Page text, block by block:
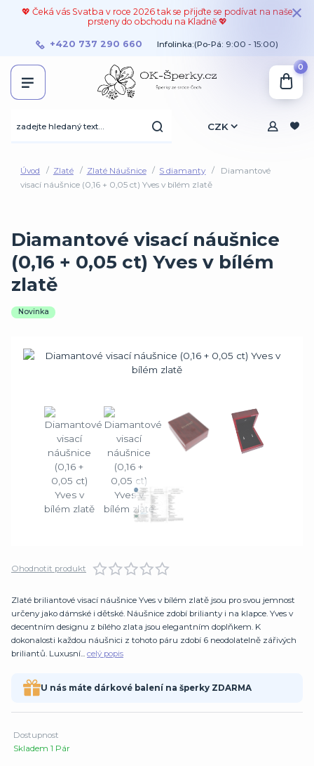
💖 Čeká vás Svatba v roce 2026 tak se přijďte se podívat na naše
prsteny do obchodu na Kladně 💖
CZK
+420 737 290 660 Infolinka:(Po-Pá: 9:00 - 15:00)
0
Úvod Zlaté Zlaté Náušnice S diamanty
Diamantové
visací náušnice (0,16 + 0,05 ct) Yves v bílém zlatě
Diamantové visací náušnice
(0,16 + 0,05 ct) Yves v bílém
zlatě
Novinka
Ohodnotit produkt
Zlaté briliantové visací náušnice Yves v bílém zlatě jsou pro svou jemnost
určeny jako dámské i dětské. Náušnice zdobí brilianty i na klapce. Yves v
decentním designu z bílého zlata jsou elegantním doplňkem. K
dokonalosti každou náušnici z tohoto páru zdobí 6 neodolatelně zářivých
briliantů. Luxusní... celý popis
U nás máte dárkové balení na šperky ZDARMA
Dostupnost
Skladem 1 Pár